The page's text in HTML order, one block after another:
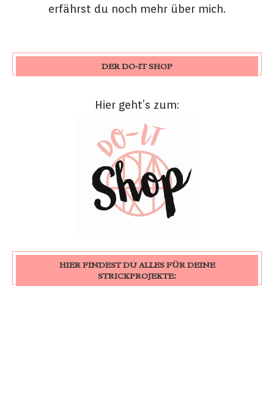
erfährst du noch mehr über mich.
DER DO-IT SHOP
Hier geht’s zum:
HIER FINDEST DU ALLES FÜR DEINE
STRICKPROJEKTE: